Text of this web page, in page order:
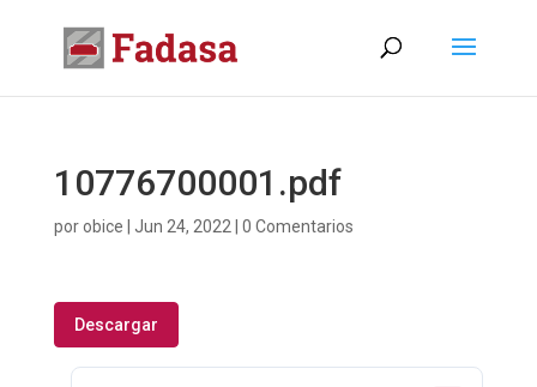
10776700001.pdf
porobice Jun 24, 2022 0 Comentarios
Descargar